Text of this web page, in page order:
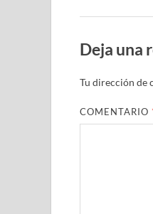
Deja una
Tu dirección de
COMENTARIO